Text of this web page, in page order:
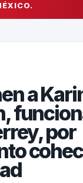
a
por